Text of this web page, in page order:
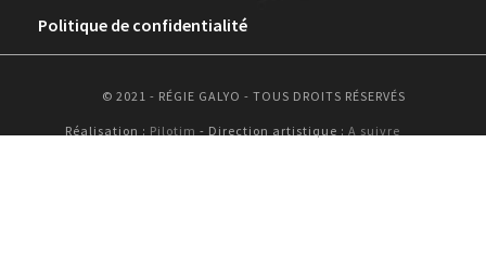
Politique de confidentialité
© 2021 - RÉGIE GALYO - TOUS DROITS RÉSERVÉS
Réalisation : Pilotim - Direction artistique : A suivre